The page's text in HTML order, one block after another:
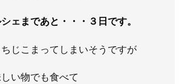
情報 沿革
拠点紹介
ェ まであと・・・３日です。
じこまってしまいそうですが
い物でも食べて